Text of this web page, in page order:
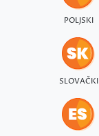
POLJSKI
SLOVAČKI